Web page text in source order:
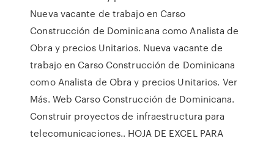
Nueva vacante de trabajo en Carso
Construcción de Dominicana como Analista de
Obra y precios Unitarios. Nueva vacante de
trabajo en Carso Construcción de Dominicana
como Analista de Obra y precios Unitarios. Ver
Más. Web Carso Construcción de Dominicana.
Construir proyectos de infraestructura para
telecomunicaciones.. HOJA DE EXCEL PARA